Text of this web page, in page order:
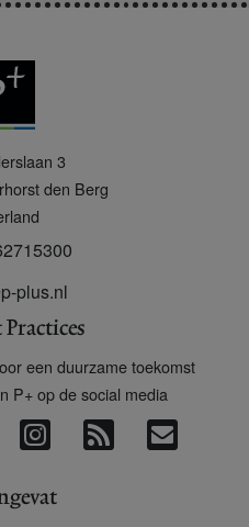
3
den Berg
plus.nl
Practices
een duurzame toekomst
P+ op de social media